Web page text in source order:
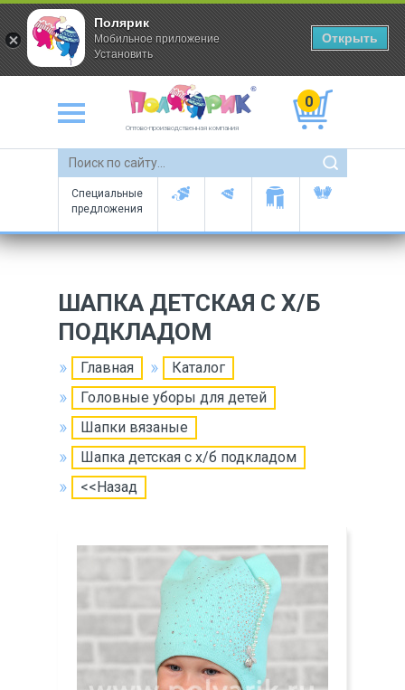
Оптово-производственная компания
0
Специальные
предложения
ШАПКА ДЕТСКАЯ С Х/Б
ПОДКЛАДОМ
Главная
Каталог
Головные уборы для детей
Шапки вязаные
Шапка детская с х/б подкладом
<<Назад
Полярик
Мобильное приложение
Установить
Открыть